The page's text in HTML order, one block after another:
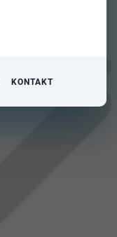
KONTAKT